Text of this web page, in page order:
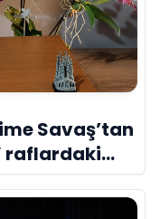
Savaş’tan
raflardaki